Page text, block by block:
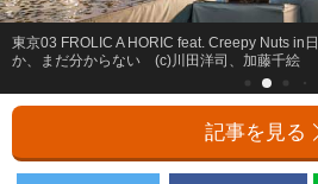
東京03 FROLIC A HORIC feat. Creepy Nuts
か、まだ分からない (c)川田洋司、加藤千絵
記事を見る